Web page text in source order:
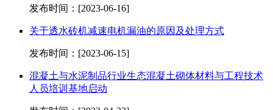
发布时间：[2023-06-16]
关于透水砖机减速电机漏油的原因及处理方式
发布时间：[2023-06-15]
混凝土与水泥制品行业生态混凝土砌体材料与工程技术
人员培训基地启动